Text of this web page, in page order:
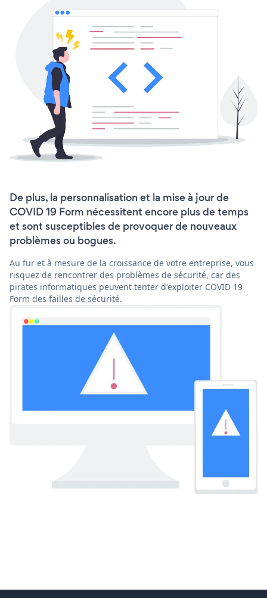
De plus, la personnalisation et la mise à jour de
COVID 19 Form nécessitent encore plus de temps
et sont susceptibles de provoquer de nouveaux
problèmes ou bogues.
Au fur et à mesure de la croissance de votre entreprise, vous
risquez de rencontrer des problèmes de sécurité, car des
pirates informatiques peuvent tenter d'exploiter COVID 19
Form des failles de sécurité.